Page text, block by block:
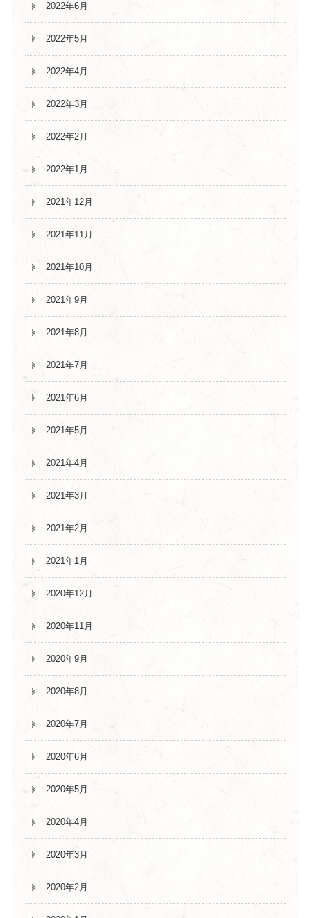
2022年6月
2022年5月
2022年4月
2022年3月
2022年2月
2022年1月
2021年12月
2021年11月
2021年10月
2021年9月
2021年8月
2021年7月
2021年6月
2021年5月
2021年4月
2021年3月
2021年2月
2021年1月
2020年12月
2020年11月
2020年9月
2020年8月
2020年7月
2020年6月
2020年5月
2020年4月
2020年3月
2020年2月